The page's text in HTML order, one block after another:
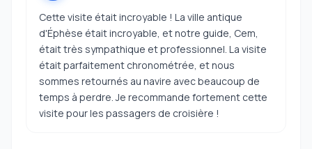
Cette visite était incroyable ! La ville antique
d'Éphèse était incroyable, et notre guide, Cem,
était très sympathique et professionnel. La visite
était parfaitement chronométrée, et nous
sommes retournés au navire avec beaucoup de
temps à perdre. Je recommande fortement cette
visite pour les passagers de croisière !